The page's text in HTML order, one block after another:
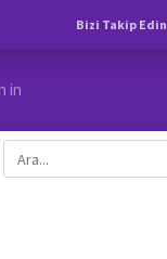
Bizi Takip Edin
in